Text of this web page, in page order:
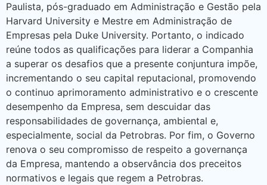
Paulista, pós-graduado em Administração e Gestão pela
Harvard University e Mestre em Administração de
Empresas pela Duke University. Portanto, o indicado
reúne todos as qualificações para liderar a Companhia
a superar os desafios que a presente conjuntura impõe,
incrementando o seu capital reputacional, promovendo
o continuo aprimoramento administrativo e o crescente
desempenho da Empresa, sem descuidar das
responsabilidades de governança, ambiental e,
especialmente, social da Petrobras. Por fim, o Governo
renova o seu compromisso de respeito a governança
da Empresa, mantendo a observância dos preceitos
normativos e legais que regem a Petrobras.